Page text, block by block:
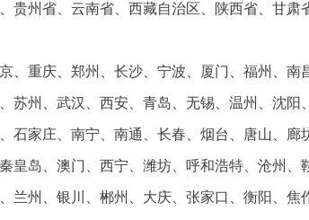
贵州省、云南省、西藏自治区、陕西省、甘肃
、重庆、郑州、长沙、宁波、厦门、福州、南
苏州、武汉、西安、青岛、无锡、温州、沈阳
石家庄、南宁、南通、长春、烟台、唐山、廊
皇岛、澳门、西宁、潍坊、呼和浩特、沧州、
兰州、银川、郴州、大庆、张家口、衡阳、焦